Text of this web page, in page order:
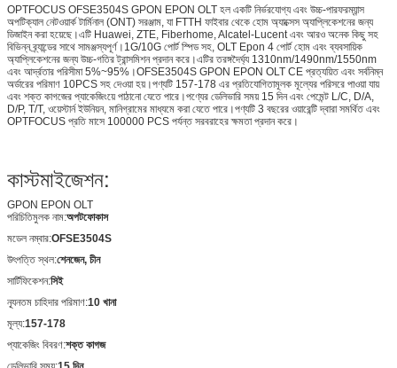
OPTFOCUS OFSE3504S GPON EPON OLT হল একটি নির্ভরযোগ্য এবং উচ্চ-পারফরম্যান্স
অপটিক্যাল নেটওয়ার্ক টার্মিনাল (ONT) সরঞ্জাম, যা FTTH ফাইবার থেকে হোম অ্যাক্সেস অ্যাপ্লিকেশনের জন্য
ডিজাইন করা হয়েছে।এটি Huawei, ZTE, Fiberhome, Alcatel-Lucent এবং আরও অনেক কিছু সহ
বিভিন্ন ব্র্যান্ডের সাথে সামঞ্জস্যপূর্ণ।1G/10G পোর্ট স্পিড সহ, OLT Epon 4 পোর্ট হোম এবং ব্যবসায়িক
অ্যাপ্লিকেশনের জন্য উচ্চ-গতির ট্রান্সমিশন প্রদান করে।এটির তরঙ্গদৈর্ঘ্য 1310nm/1490nm/1550nm
এবং আর্দ্রতার পরিসীমা 5%~95%।OFSE3504S GPON EPON OLT CE প্রত্যয়িত এবং সর্বনিম্ন
অর্ডারের পরিমাণ 10PCS সহ দেওয়া হয়।পণ্যটি 157-178 এর প্রতিযোগিতামূলক মূল্যের পরিসরে পাওয়া যায়
এবং শক্ত কাগজের প্যাকেজিংয়ে পাঠানো যেতে পারে।পণ্যের ডেলিভারি সময় 15 দিন এবং পেমেন্ট L/C, D/A,
D/P, T/T, ওয়েস্টার্ন ইউনিয়ন, মানিগ্রামের মাধ্যমে করা যেতে পারে।পণ্যটি 3 বছরের ওয়ারেন্টি দ্বারা সমর্থিত এবং
OPTFOCUS প্রতি মাসে 100000 PCS পর্যন্ত সরবরাহের ক্ষমতা প্রদান করে।
কাস্টমাইজেশন:
GPON EPON OLT
পরিচিতিমুলক নাম:অপটফোকাস
মডেল নম্বার:OFSE3504S
উৎপত্তি স্থল:শেনজেন, চীন
সার্টিফিকেশন:সিই
ন্যূনতম চাহিদার পরিমাণ:10 খানা
মূল্য:157-178
প্যাকেজিং বিবরণ:শক্ত কাগজ